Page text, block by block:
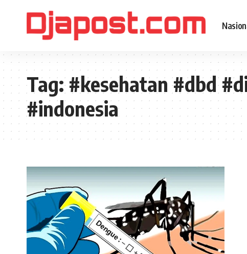
Tag:#kesehatan #dbd
#indonesia